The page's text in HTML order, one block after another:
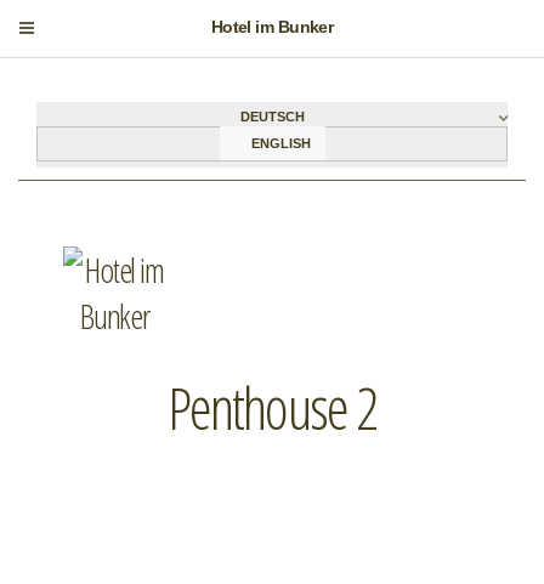
Hotel im Bunker
DEUTSCH
ENGLISH
Penthouse 2